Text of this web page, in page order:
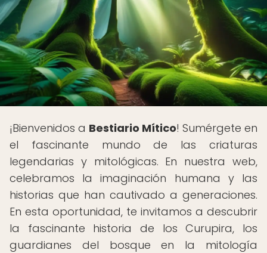
¡Bienvenidos a Bestiario Mítico! Sumérgete en
el fascinante mundo de las criaturas
legendarias y mitológicas. En nuestra web,
celebramos la imaginación humana y las
historias que han cautivado a generaciones.
En esta oportunidad, te invitamos a descubrir
la fascinante historia de los Curupira, los
guardianes del bosque en la mitología